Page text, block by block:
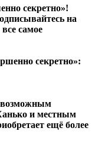
секретно»!
на
самое
секретно»:
возможным
и местным
ещё более